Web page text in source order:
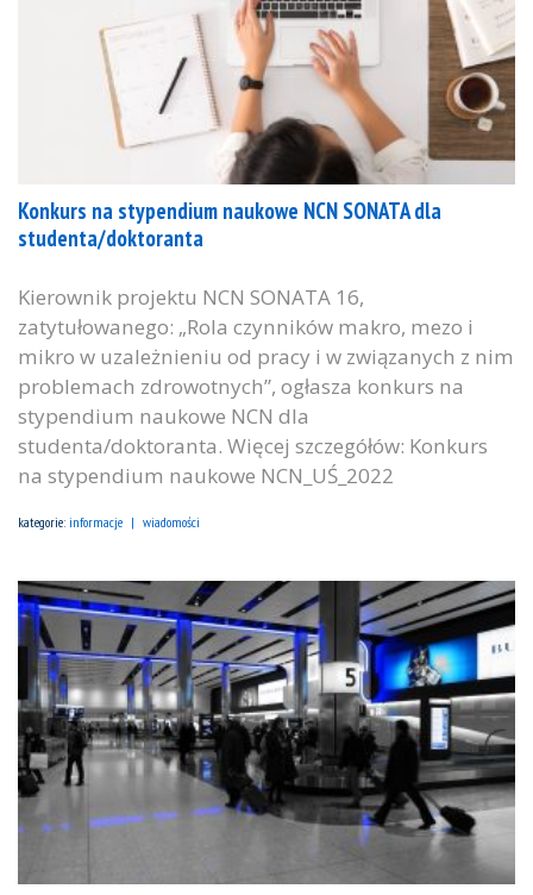
Konkurs na stypendium naukowe NCN SONATA dla
studenta/doktoranta
Kierownik projektu NCN SONATA 16,
zatytułowanego: „Rola czynników makro, mezo i
mikro w uzależnieniu od pracy i w związanych z nim
problemach zdrowotnych”, ogłasza konkurs na
stypendium naukowe NCN dla
studenta/doktoranta. Więcej szczegółów: Konkurs
na stypendium naukowe NCN_UŚ_2022
kategorie: informacje wiadomości